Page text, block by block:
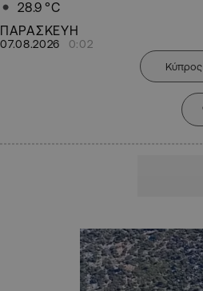
28.9 °C
ΠΑΡΑΣΚΕΥΗ
07.08.2026 0:02
Κύπρος